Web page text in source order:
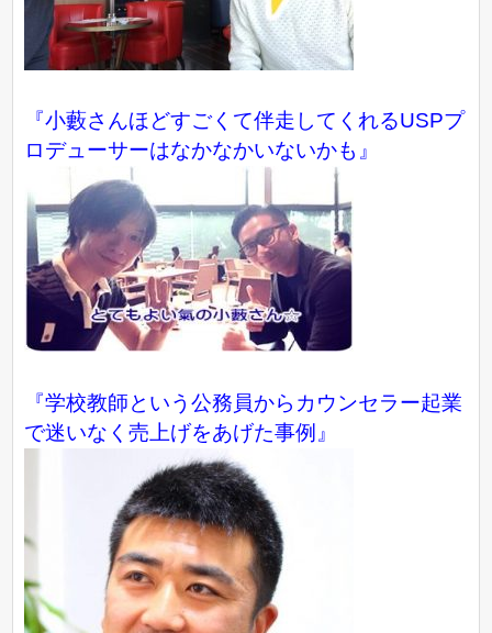
『小藪さんほどすごくて伴走してくれるUSPプ
ロデューサーはなかなかいないかも』
『学校教師という公務員からカウンセラー起業
で迷いなく売上げをあげた事例』